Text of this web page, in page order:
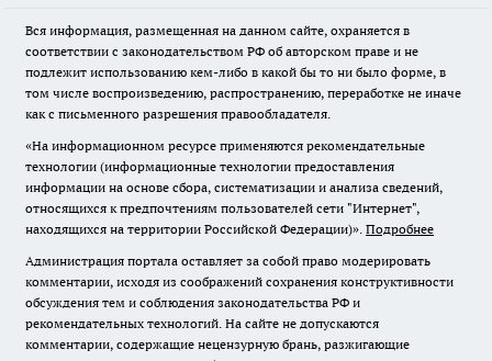
Вся информация, размещенная на данном сайте, охраняется в
соответствии с законодательством РФ об авторском праве и не
подлежит использованию кем-либо в какой бы то ни было форме, в
том числе воспроизведению, распространению, переработке не иначе
как с письменного разрешения правообладателя.
«На информационном ресурсе применяются рекомендательные
технологии (информационные технологии предоставления
информации на основе сбора, систематизации и анализа сведений,
относящихся к предпочтениям пользователей сети "Интернет",
находящихся на территории Российской Федерации)». Подробнее
Администрация портала оставляет за собой право модерировать
комментарии, исходя из соображений сохранения конструктивности
обсуждения тем и соблюдения законодательства РФ и
рекомендательных технологий. На сайте не допускаются
комментарии, содержащие нецензурную брань, разжигающие